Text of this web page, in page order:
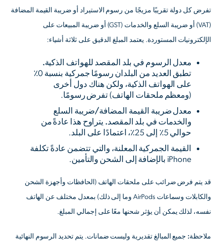
تفرض كل دولة تقريبًا مزيجًا من رسوم الاستيراد أو ضريبة القيمة المضافة
(VAT) أو ضريبة السلع والخدمات (GST) أو ضريبة المبيعات على
الإلكترونيات المستوردة. يعتمد المبلغ الدقيق على ثلاثة أشياء:
معدل الرسوم في بلد المقصد للهواتف الذكية.
تطبق العديد من البلدان رسومًا جمركية بنسبة 0٪
على الهواتف الذكية، ولكن هناك دول أخرى
(ومعظم ملحقات الهاتف) تفرض رسومًا.
معدل ضريبة القيمة المضافة/ضريبة السلع
والخدمات في بلد المقصد. يتراوح هذا عادةً من
حوالي 5٪ إلى 25٪، اعتمادًا على البلد.
القيمة الجمركية المعلنة، والتي تتضمن عادةً تكلفة
iPhone بالإضافة إلى الشحن والتأمين.
قد يتم فرض ضرائب على ملحقات الهاتف (الحافظات وأجهزة الشحن
والكابلات وسماعات AirPods وما إلى ذلك) بمعدل مختلف عن الهاتف
نفسه، لذلك يمكن أن يؤثر شحنها معًا على إجمالي المبلغ.
ملاحظة: جميع المبالغ تقديرية وليست ضمانات. يتم تحديد الرسوم النهائية